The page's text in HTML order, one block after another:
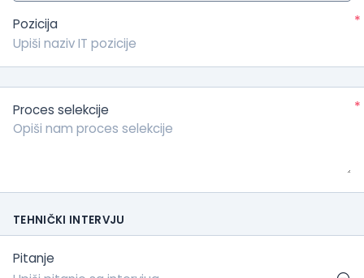
Pozicija *
Proces selekcije *
TEHNIČKI INTERVJU
Pitanje